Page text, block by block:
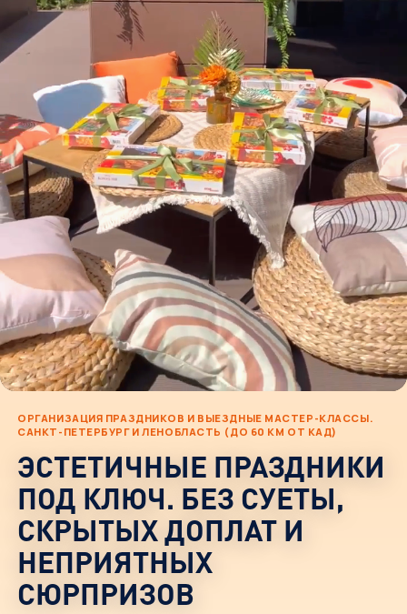
ОРГАНИЗАЦИЯ ПРАЗДНИКОВ И ВЫЕЗДНЫЕ МАСТЕР-КЛАССЫ.
САНКТ-ПЕТЕРБУРГ И ЛЕНОБЛАСТЬ (ДО 60 КМ ОТ КАД)
ЭСТЕТИЧНЫЕ ПРАЗДНИКИ
ПОД КЛЮЧ. БЕЗ СУЕТЫ,
СКРЫТЫХ ДОПЛАТ И
НЕПРИЯТНЫХ
СЮРПРИЗОВ